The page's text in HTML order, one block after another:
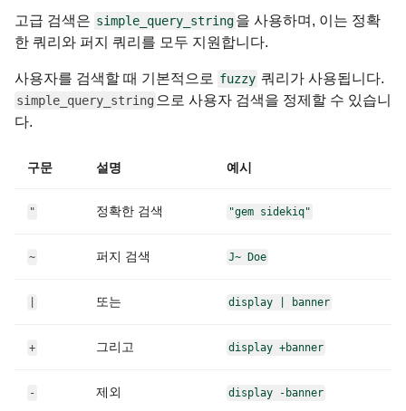
고급 검색은 simple_query_string을 사용하며, 이는 정확
한 쿼리와 퍼지 쿼리를 모두 지원합니다.
사용자를 검색할 때 기본적으로 fuzzy 쿼리가 사용됩니다.
simple_query_string 으로 사용자 검색을 정제할 수 있습니
다.
구문 설명 예시
" 정확한 검색 "gem sidekiq"
~ 퍼지 검색 J~ Doe
또는 display | banner
+ 그리고 display +banner
- 제외 display -banner